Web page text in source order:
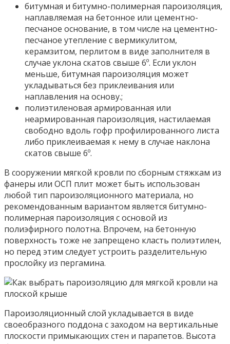
битумная и битумно-полимерная пароизоляция,
наплавляемая на бетонное или цементно-
песчаное основание, в том числе на цементно-
песчаное утепление с вермикулитом,
керамзитом, перлитом в виде заполнителя в
случае уклона скатов свыше 6º. Если уклон
меньше, битумная пароизоляция может
укладываться без приклеивания или
наплавления на основу.;
полиэтиленовая армированная или
неармированная пароизоляция, настилаемая
свободно вдоль гофр профилированного листа
либо приклеиваемая к нему в случае наклона
скатов свыше 6º.
В сооружении мягкой кровли по сборным стяжкам из
фанеры или ОСП плит может быть использован
любой тип пароизоляционного материала, но
рекомендованным вариантом является битумно-
полимерная пароизоляция с основой из
полиэфирного полотна. Впрочем, на бетонную
поверхность тоже не запрещено класть полиэтилен,
но перед этим следует устроить разделительную
прослойку из пергамина.
Пароизоляционный слой укладывается в виде
своеобразного поддона с заходом на вертикальные
плоскости примыкающих стен и парапетов. Высота